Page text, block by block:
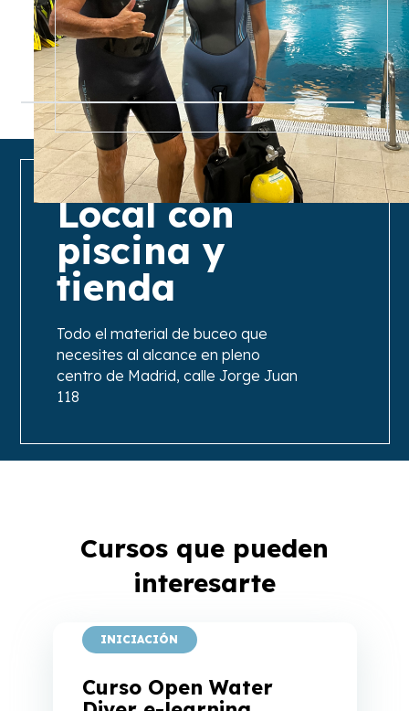
Local con
piscina y
tienda
Todo el material de buceo que
necesites al alcance en pleno
centro de Madrid, calle Jorge Juan
118
Cursos que pueden
interesarte
INICIACIÓN
Curso Open Water